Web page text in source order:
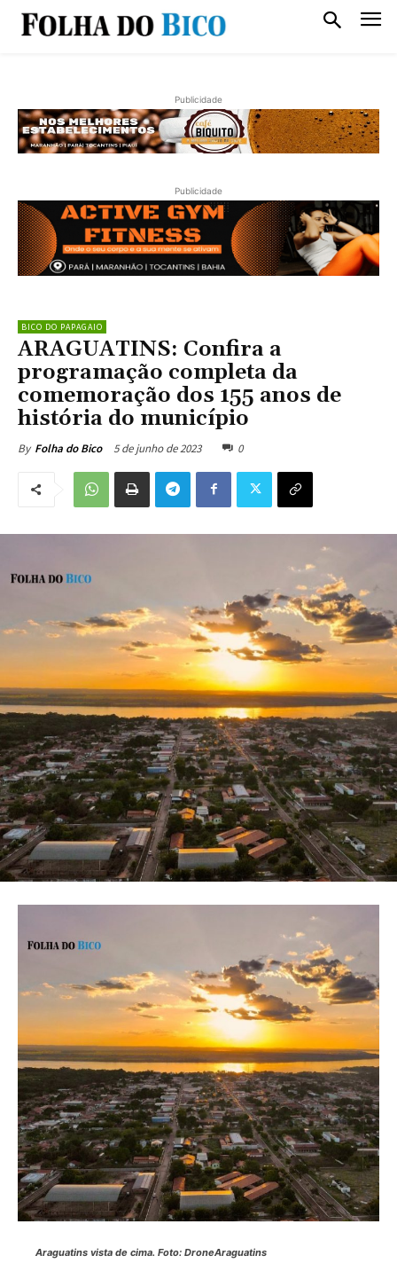
Publicidade
Publicidade
BICO DO PAPAGAIO
ARAGUATINS: Confira a
programação completa da
comemoração dos 155 anos de
história do município
By Folha do Bico 5 de junho de 2023 0
Araguatins vista de cima. Foto: DroneAraguatins